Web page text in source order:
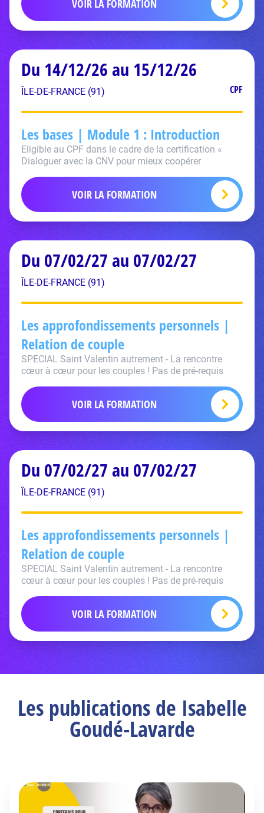
VOIR LA FORMATION
Du 14/12/26 au 15/12/26
ÎLE-DE-FRANCE (91) CPF
Les bases | Module 1 : Introduction
Eligible au CPF dans le cadre de la certification «
Dialoguer avec la CNV pour mieux coopérer
VOIR LA FORMATION
Du 07/02/27 au 07/02/27
ÎLE-DE-FRANCE (91)
Les approfondissements personnels |
Relation de couple
SPECIAL Saint Valentin autrement - La rencontre
cœur à cœur pour les couples ! Pas de pré-requis
VOIR LA FORMATION
Du 07/02/27 au 07/02/27
ÎLE-DE-FRANCE (91)
Les approfondissements personnels |
Relation de couple
SPECIAL Saint Valentin autrement - La rencontre
cœur à cœur pour les couples ! Pas de pré-requis
VOIR LA FORMATION
Les publications de Isabelle
Goudé-Lavarde